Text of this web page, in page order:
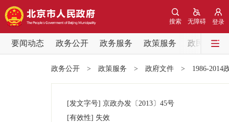
登录
无障碍
搜索
要闻动态 政务公开 政务服务 政策服务
政民互动
党中央精神
政务公开 > 政策服务 > 政府文件 > 1986-2014
[发文字号] 京政办发 〔2013〕 45号
[有效性] 失效